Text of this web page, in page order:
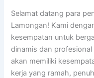
Selamat datang para
Lamongan! Kami
kesempatan untuk
dinamis dan
akan memiliki
kerja yang ramah,